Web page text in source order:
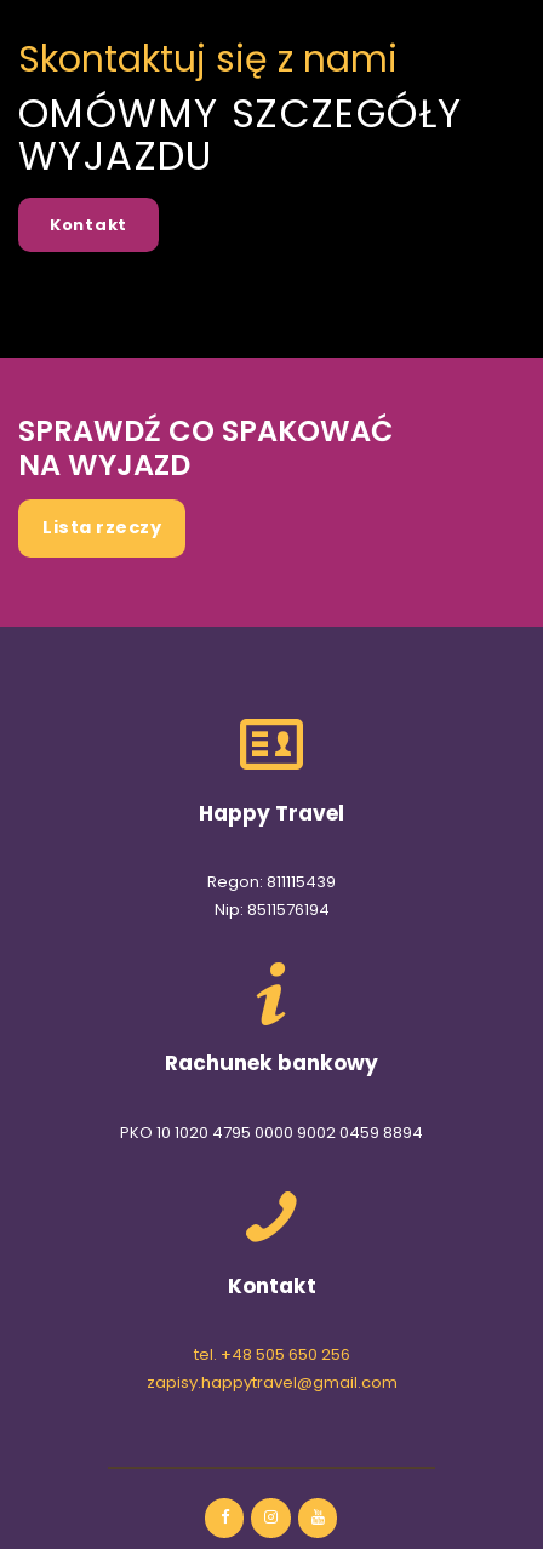
Skontaktuj się z nami
OMÓWMY SZCZEGÓŁY
WYJAZDU
Kontakt
SPRAWDŹ CO SPAKOWAĆ
NA WYJAZD
Lista rzeczy
Happy Travel
Regon: 811115439
Nip: 8511576194
Rachunek bankowy
PKO 10 1020 4795 0000 9002 0459 8894
Kontakt
tel. +48 505 650 256
zapisy.happytravel@gmail.com